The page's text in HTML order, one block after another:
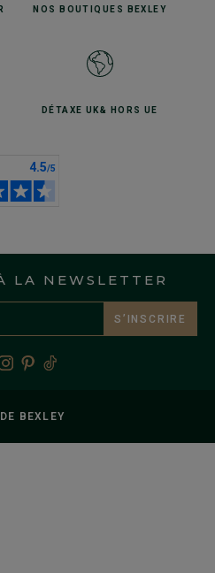
NOS BOUTIQUES BEXLEY
DÉTAXE UK& HORS UE
LA NEWSLETTER
S’INSCRIRE
DE BEXLEY